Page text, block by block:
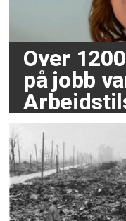
Over
på jobb